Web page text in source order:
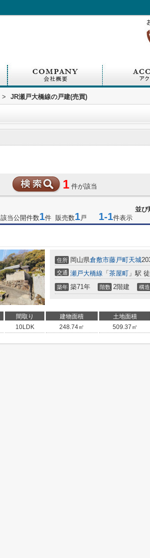
> JR瀬戸大橋線の戸建(売買)
1 件が該当
並び
該当公開件数1件 販売数1戸 1-1件表示
住所 岡山県倉敷市藤戸町天城
交通 瀬戸大橋線 「 茶屋町 」駅
築年 築71年 階数 2階建 構造
間取り 建物面積 土地面積
10LDK 248.74㎡ 509.37㎡